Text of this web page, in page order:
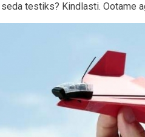
testiks? Kindlasti. Ootame